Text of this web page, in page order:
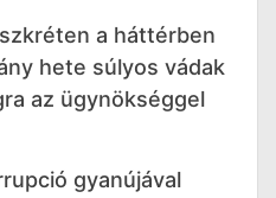
a háttérben
hete súlyos vádak
az ügynökséggel
gyanújával